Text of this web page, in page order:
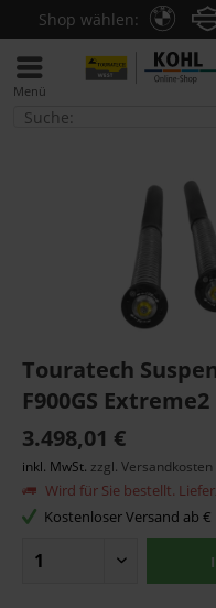
Shop wählen:
Menü
Gabel/Cartridge
Touratech
F900GS
3.498,01 €
inkl. MwSt. zzgl. Versandkosten
Wird für Sie bestellt.
Kostenloser Versand ab €